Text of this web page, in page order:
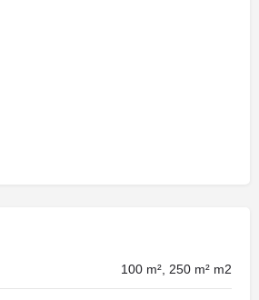
100 m², 250 m² m2